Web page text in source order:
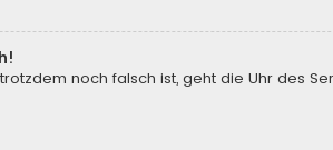
noch falsch ist, geht die Uhr des